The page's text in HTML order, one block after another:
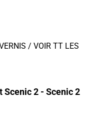
/ VOIR TT LES
2 - Scenic 2